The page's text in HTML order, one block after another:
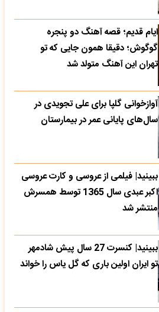
ایام قدیم؛ قصه آهنگ دو پنجره
گوگوش؛ دقیقا همون جایی که تو
تهران این آهنگ متولد شد
آوازخوانی گلپا برای علی تجویدی در
سال‌های پایانی عمر در بیمارستان
ببینید| فیلمی از عروسی و کارت عروسی
اکبر عبدی سال 1365 توسط همسرش
منتشر شد
ببینید| کنسرت 27 سال پیش شادمهر
تو ایران اولین باری که گل یاس را خواند